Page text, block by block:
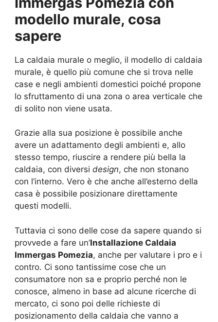
modello murale, cosa
sapere
La caldaia murale o meglio, il modello di caldaia
murale, è quello più comune che si trova nelle
case e negli ambienti domestici poiché propone
lo sfruttamento di una zona o area verticale che
di solito non viene usata.
Grazie alla sua posizione è possibile anche
avere un adattamento degli ambienti e, allo
stesso tempo, riuscire a rendere più bella la
caldaia, con diversi design, che non stonano
con l’interno. Vero è che anche all’esterno della
casa è possibile posizionare direttamente
questi modelli.
Tuttavia ci sono delle cose da sapere quando si
provvede a fare un’Installazione Caldaia
Immergas Pomezia, anche per valutare i pro e i
contro. Ci sono tantissime cose che un
consumatore non sa e proprio perché non le
conosce, almeno in base ad alcune ricerche di
mercato, ci sono poi delle richieste di
posizionamento della caldaia che vanno a